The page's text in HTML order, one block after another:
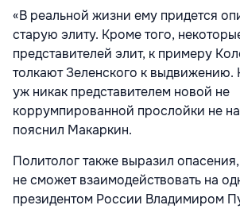
«В реальной жизни ему придется
старую элиту. Кроме того,
представителей элит, к примеру
толкают Зеленского к выдвижению.
уж никак представителем новой не
коррумпированной прослойки не
пояснил Макаркин.
Политолог также выразил
не сможет взаимодействовать на
президентом России Владимиром